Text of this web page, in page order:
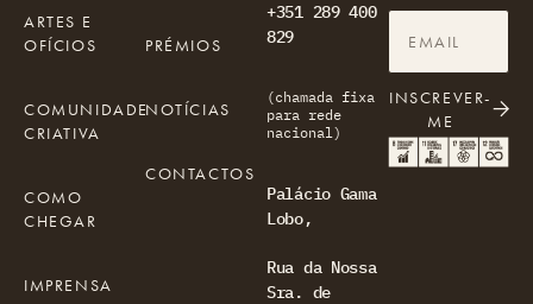
+351 289 400
829
(chamada fixa
para rede
nacional)
Palácio Gama
Lobo,
Rua da Nossa
Sra. de
ARTES E
OFÍCIOS
COMUNIDADE
CRIATIVA
COMO
CHEGAR
IMPRENSA
PRÉMIOS
NOTÍCIAS
CONTACTOS
INSCREVER-
ME